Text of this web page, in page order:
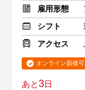
雇用形態
シフト
アクセス
オンライン面接可
あと3日